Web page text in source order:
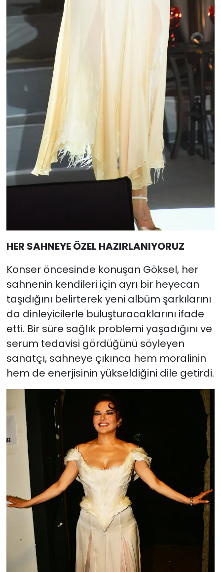
HER SAHNEYE ÖZEL HAZIRLANIYORUZ
Konser öncesinde konuşan Göksel, her
sahnenin kendileri için ayrı bir heyecan
taşıdığını belirterek yeni albüm şarkılarını
da dinleyicilerle buluşturacaklarını ifade
etti. Bir süre sağlık problemi yaşadığını ve
serum tedavisi gördüğünü söyleyen
sanatçı, sahneye çıkınca hem moralinin
hem de enerjisinin yükseldiğini dile getirdi.